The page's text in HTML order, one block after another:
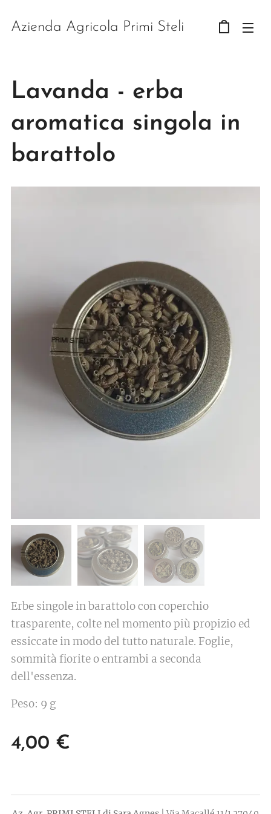
Azienda Agricola Primi Steli
Lavanda - erba
aromatica singola in
barattolo
Erbe singole in barattolo con coperchio
trasparente, colte nel momento più propizio ed
essiccate in modo del tutto naturale. Foglie,
sommità fiorite o entrambi a seconda
dell'essenza.
Peso: 9 g
4,00 €